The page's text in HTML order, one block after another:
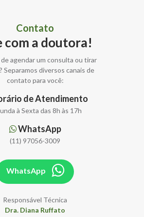
Contato
com a doutora!
agendar um consulta ou tirar
Separamos diversos canais de
contato para você:
de Atendimento
à Sexta das 8h às 17h
WhatsApp
(11) 97056-3009
WhatsApp
Responsável Técnica
Dra. Diana Ruffato